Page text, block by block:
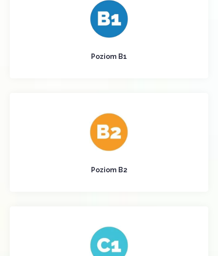
Poziom B1
Poziom B2